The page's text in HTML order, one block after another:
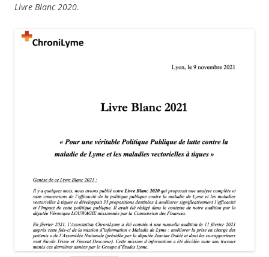
Livre Blanc 2020.